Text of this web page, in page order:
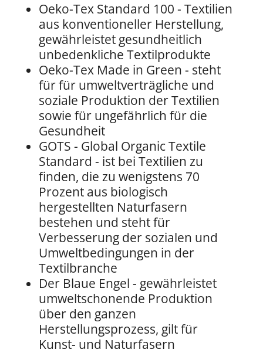
Oeko-Tex Standard 100 - Textilien
aus konventioneller Herstellung,
gewährleistet gesundheitlich
unbedenkliche Textilprodukte
Oeko-Tex Made in Green - steht
für für umweltverträgliche und
soziale Produktion der Textilien
sowie für ungefährlich für die
Gesundheit
GOTS - Global Organic Textile
Standard - ist bei Textilien zu
finden, die zu wenigstens 70
Prozent aus biologisch
hergestellten Naturfasern
bestehen und steht für
Verbesserung der sozialen und
Umweltbedingungen in der
Textilbranche
Der Blaue Engel - gewährleistet
umweltschonende Produktion
über den ganzen
Herstellungsprozess, gilt für
Kunst- und Naturfasern